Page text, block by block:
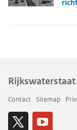
Contact Sitemap